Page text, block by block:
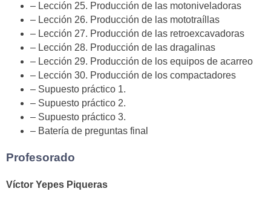
– Lección 25. Producción de las motoniveladoras
– Lección 26. Producción de las mototraíllas
– Lección 27. Producción de las retroexcavadoras
– Lección 28. Producción de las dragalinas
– Lección 29. Producción de los equipos de acarreo
– Lección 30. Producción de los compactadores
– Supuesto práctico 1.
– Supuesto práctico 2.
– Supuesto práctico 3.
– Batería de preguntas final
Profesorado
Víctor Yepes Piqueras